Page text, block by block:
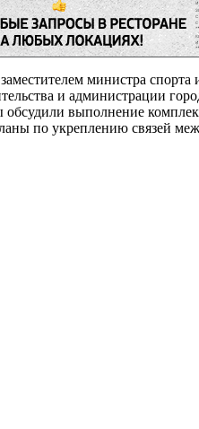
министра спорта
и администрации
обсудили выполнение
по укреплению связей